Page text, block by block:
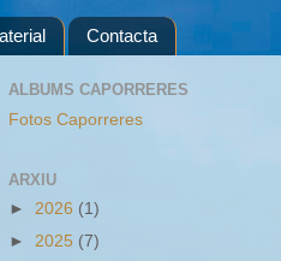
Contacta
ALBUMS CAPORRERES
Fotos Caporreres
ARXIU
► 2026 (1)
► 2025 (7)